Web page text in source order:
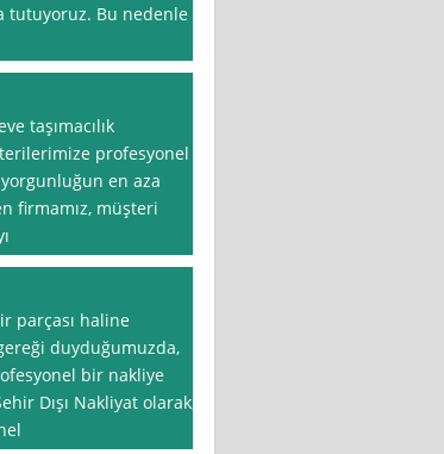
tutuyoruz. Bu nedenle
taşımacılık
profesyonel
en aza
firmamız, müşteri
parçası haline
duyduğumuzda,
bir nakliye
Dışı Nakliyat olarak,